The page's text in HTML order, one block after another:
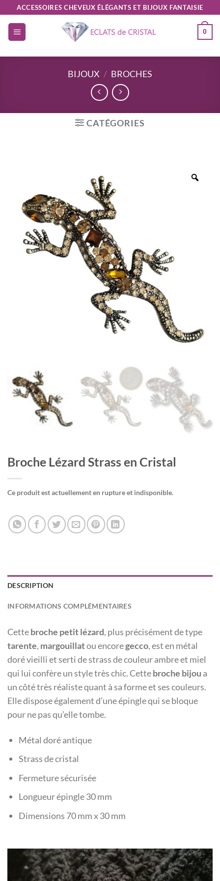
Passer
contenu
ACCESSOIRES CHEVEUX ÉLÉGANTS ET BIJOUX FANTAISIE
0
BIJOUX / BROCHES
CATÉGORIES
Broche Lézard Strass en Cristal
Ce produit est actuellement en rupture et indisponible.
DESCRIPTION
INFORMATIONS COMPLÉMENTAIRES
Cettebroche petit lézard, plus précisément de type
tarente, margouillatou encoregecco, est en métal
doré vieilli et serti de strass de couleur ambre et miel
qui lui confère un style très chic. Cettebroche bijou a
un côté très réaliste quant à sa forme et ses couleurs.
Elle dispose également d’une épingle qui se bloque
pour ne pas qu’elle tombe.
Métal doré antique
Strass de cristal
Fermeture sécurisée
Longueur épingle 30 mm
Dimensions 70 mm x 30 mm